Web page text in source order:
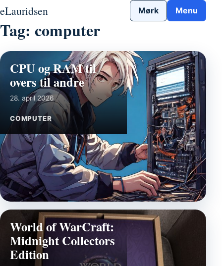
Gå til indhold
eLauridsen Mørk Menu
Tag: computer
CPU og RAM til
overs til andre
28. april 2026
COMPUTER
World of WarCraft:
Midnight Collectors
Edition